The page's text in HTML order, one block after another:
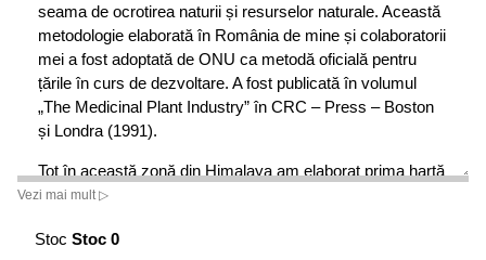
seama de ocrotirea naturii și resurselor naturale. Această
metodologie elaborată în România de mine și colaboratorii
mei a fost adoptată de ONU ca metodă oficială pentru
țările în curs de dezvoltare. A fost publicată în volumul
„The Medicinal Plant Industry” în CRC – Press – Boston
și Londra (1991).
Tot în această zonă din Himalaya am elaborat prima hartă
privind răspândirea plantelor medicinale.
În ultimii doi ani (1984 - 1985) sediul meu temporar a fost
Vezi mai mult ▷
Stoc Stoc 0